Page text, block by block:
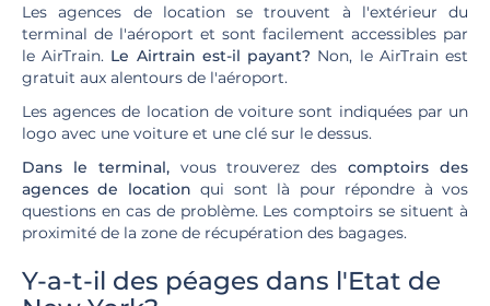
Les agences de location se trouvent à l'extérieur du
terminal de l'aéroport et sont facilement accessibles par
le AirTrain. Le Airtrain est-il payant? Non, le AirTrain est
gratuit aux alentours de l'aéroport.
Les agences de location de voiture sont indiquées par un
logo avec une voiture et une clé sur le dessus.
Dans le terminal,vous trouverez descomptoirs des
agences de location qui sont là pour répondre à vos
questions en cas de problème. Les comptoirs se situent à
proximité de la zone de récupération des bagages.
Y-a-t-il des péages dans l'Etat de